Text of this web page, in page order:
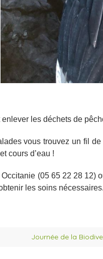
les déchets de
vous trouvez un fil
cours d’eau !
(05 65 22 28 12)
les soins nécessaires.
Journée de la